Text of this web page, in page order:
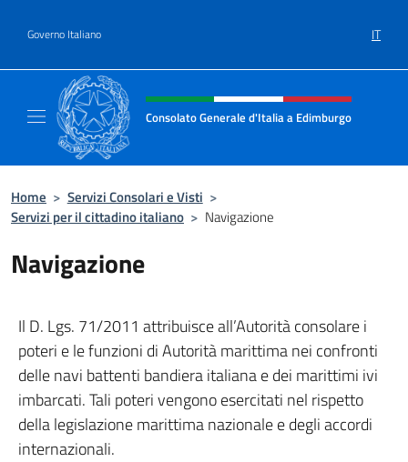
Governo Italiano IT
Intestazione sito, social e menù
Consolato Generale d'Italia a Edimburgo
Home > Servizi Consolari e Visti >
Servizi per il cittadino italiano > Navigazione
Navigazione
Il D. Lgs. 71/2011 attribuisce all’Autorità consolare i
poteri e le funzioni di Autorità marittima nei confronti
delle navi battenti bandiera italiana e dei marittimi ivi
imbarcati. Tali poteri vengono esercitati nel rispetto
della legislazione marittima nazionale e degli accordi
internazionali.